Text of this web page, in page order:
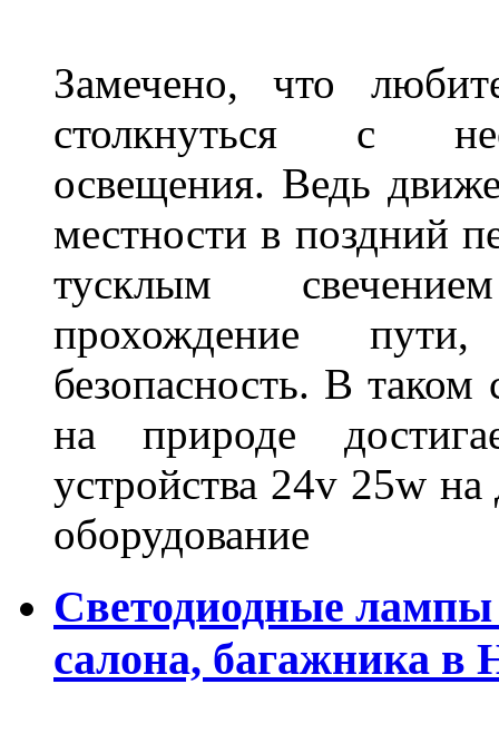
Замечено, что
столкнуться с
освещения. Ведь
местности в поздний
тусклым
прохождение
безопасность. В
на природе
устройства 24v 25w
оборудование
Светодиодные лампы
салона, багажника в